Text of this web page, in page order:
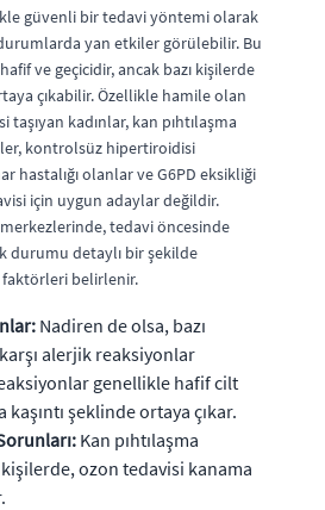
güvenli bir tedavi yöntemi olarak
yan etkiler görülebilir. Bu
ve geçicidir, ancak bazı kişilerde
çıkabilir. Özellikle hamile olan
kadınlar, kan pıhtılaşma
kontrolsüz hipertiroidisi
hastalığı olanlar ve G6PD eksikliği
için uygun adaylar değildir.
tedavi öncesinde
durumu detaylı bir şekilde
belirlenir.
Nadiren de olsa, bazı
alerjik reaksiyonlar
genellikle hafif cilt
şeklinde ortaya çıkar.
Kan pıhtılaşma
ozon tedavisi kanama